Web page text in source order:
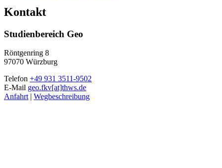
Kontakt
Studienbereich Geo
Röntgenring 8
97070 Würzburg
Telefon +49 931 3511-9502
E-Mail geo.fkv[at]thws.de
Anfahrt | Wegbeschreibung